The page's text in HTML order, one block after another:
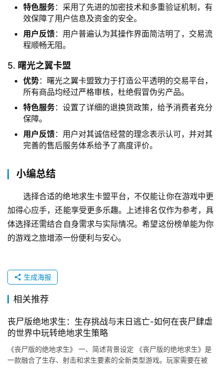
特色服务：采用了先进的加密技术和多重验证机制，有
效保障了用户信息及资金的安全。
用户反馈：用户普遍认为其操作界面简洁明了，交易流
程顺畅无阻。
5. 曙光之翼卡盟
优势：曙光之翼卡盟致力于打造公平透明的交易平台，
所有商品均经过严格审核，杜绝假冒伪劣产品。
特色服务：设置了详细的退换货政策，给予消费者充分
保障。
用户反馈：用户对其诚信经营的理念表示认可，并对其
完善的售后服务体系给予了高度评价。
小编总结
选择合适的绝地求生卡盟平台，不仅能让你在游戏中更
加得心应手，还能享受更多乐趣。上述排名仅作为参考，具
体选择还需结合自身需求与实际情况。希望这份榜单能为你
的游戏之旅增添一份便利与安心。
生成海报
相关推荐
丧尸版绝地求生：生存挑战与末日逃亡-如何在丧尸肆虐
的世界中玩转绝地求生策略
《丧尸版的绝地求生》 一、简述背景设定 《丧尸版的绝地求生》是
一款融合了生存、射击和求生要素的全新类型游戏。玩家需要在被